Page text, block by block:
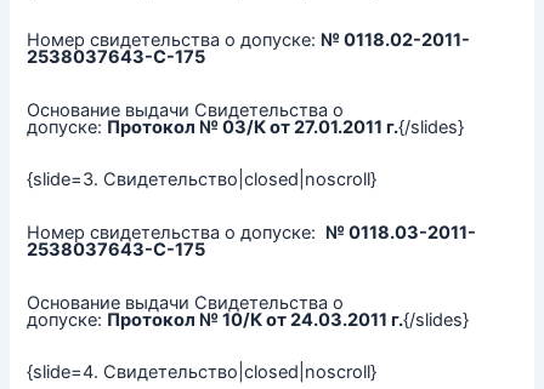
Номер свидетельства о допуске: № 0118.02-2011-
2538037643-С-175
Основание выдачи Свидетельства о
допуске: Протокол № 03/К от 27.01.2011 г.{/slides}
{slide=3. Свидетельство|closed|noscroll}
Номер свидетельства о допуске: № 0118.03-2011-
2538037643-С-175
Основание выдачи Свидетельства о
допуске: Протокол № 10/К от 24.03.2011 г.{/slides}
{slide=4. Свидетельство|closed|noscroll}